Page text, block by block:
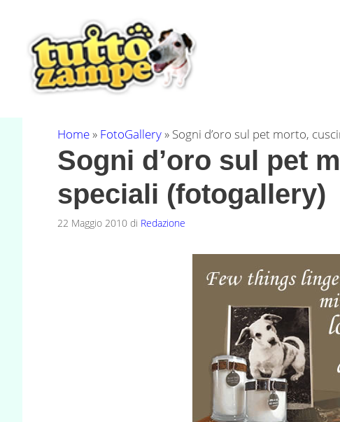
contenuto
Home» FotoGallery» Sogni d’oro sul pet morto,
Sogni d’oro sul pet
speciali (fotogallery)
22 Maggio 2010 di Redazione